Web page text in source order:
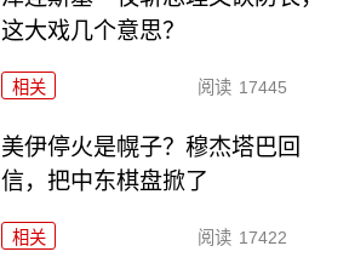
这大戏几个意思？
相关 阅读 17445
美伊停火是幌子？穆杰塔巴回
信，把中东棋盘掀了
相关 阅读 17422